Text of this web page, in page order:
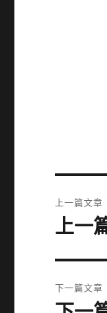
章
上一篇文章
上
篇
文
章:
上一
下一篇文章
下